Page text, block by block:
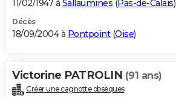
11/02/1947 à Sallaumines (Pas-de-Calais)
Décès
18/09/2004 à Pontpoint(Oise)
Victorine PATROLIN (91 ans)
Créer une cagnotte obsèques